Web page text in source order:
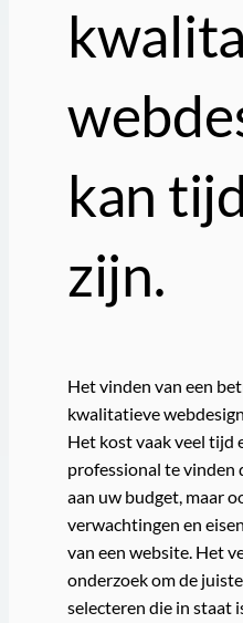
kan
zijn.
Het vinden van een
kwalitatieve
Het kost vaak veel tijd
professional te vinden
aan uw budget, maar
verwachtingen en
van een website. Het
onderzoek om de
selecteren die in staat